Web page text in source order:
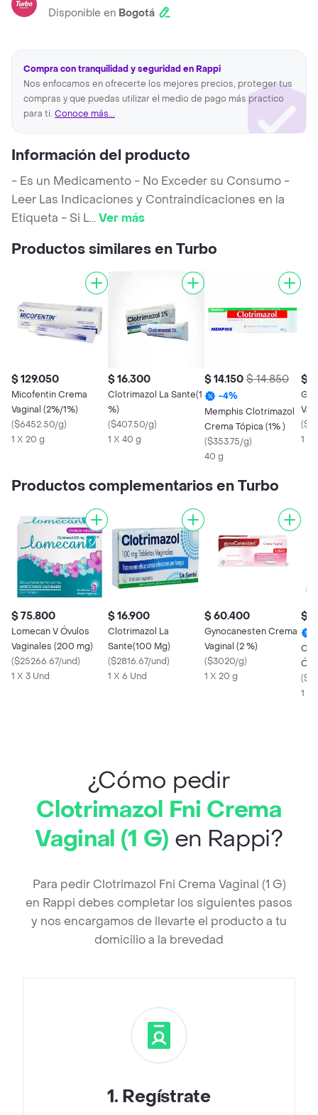
Disponible en Bogotá
Compra con tranquilidad y seguridad en Rappi
Nos enfocamos en ofrecerte los mejores precios, proteger tus
compras y que puedas utilizar el medio de pago más practico
para ti. Conoce más...
Información del producto
- Es un Medicamento - No Exceder su Consumo -
Leer Las Indicaciones y Contraindicaciones en la
Etiqueta - Si L...Ver más
Productos similares en Turbo
$ 129.050
Micofentin Crema
Vaginal (2%/1%)
($6452.50/g)
1 X 20 g
$ 16.300
Clotrimazol La Sante(1
%)
($407.50/g)
1 X 40 g
$ 14.150 $ 14.850
-4%
Memphis Clotrimazol
Crema Tópica (1% )
($353.75/g)
40 g
$
(
1 X
Productos complementarios en Turbo
$ 75.800
Lomecan V Óvulos
Vaginales (200 mg)
($25266.67/und)
1 X 3 Und
$ 16.900
Clotrimazol La
Sante(100 Mg)
($2816.67/und)
1 X 6 Und
$ 60.400
Gynocanesten Crema
Vaginal (2 %)
($3020/g)
1 X 20 g
$
(
1 X
¿Cómo pedir
Clotrimazol Fni Crema
Vaginal (1 G) en Rappi?
Para pedir Clotrimazol Fni Crema Vaginal (1 G)
en Rappi debes completar los siguientes pasos
y nos encargamos de llevarte el producto a tu
domicilio a la brevedad
1. Regístrate